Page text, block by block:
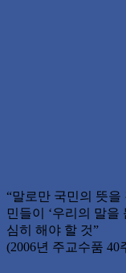
“말로만 국민의 뜻
민들이 ‘우리의 말을
심히 해야 할 것”
(2006년 주교수품